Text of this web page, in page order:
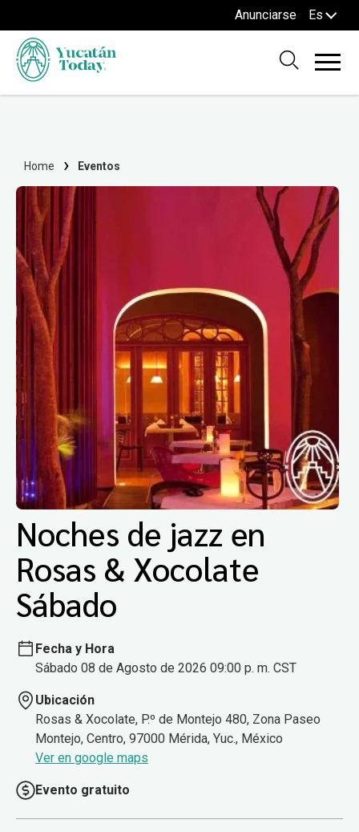
Anunciarse Es
Home Eventos
Noches de jazz en
Rosas & Xocolate
Sábado
Fecha y Hora
Sábado 08 de Agosto de 2026 09:00 p. m. CST
Ubicación
Rosas & Xocolate, P.º de Montejo 480, Zona Paseo
Montejo, Centro, 97000 Mérida, Yuc., México
Ver en google maps
Evento gratuito